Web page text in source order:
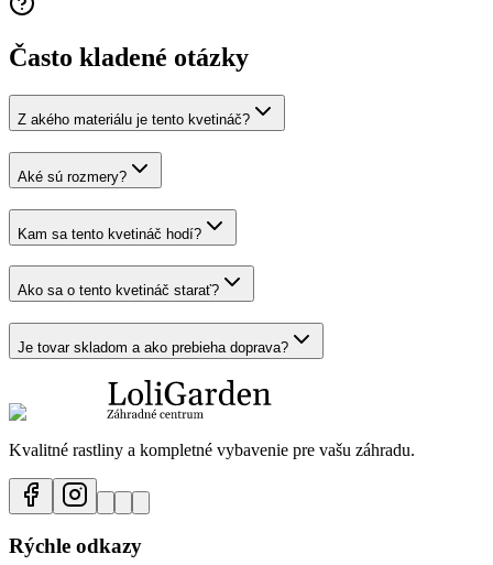
Často kladené otázky
Z akého materiálu je tento kvetináč?
Aké sú rozmery?
Kam sa tento kvetináč hodí?
Ako sa o tento kvetináč starať?
Je tovar skladom a ako prebieha doprava?
Kvalitné rastliny a kompletné vybavenie pre vašu záhradu.
Rýchle odkazy